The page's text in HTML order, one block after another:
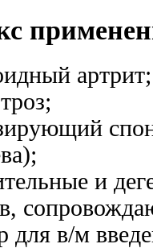
артрит;
и
для в/м